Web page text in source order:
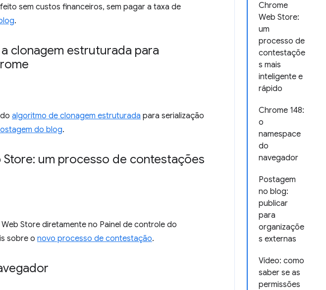
Chrome
Web Store:
um
processo de
contestaçõe
s mais
inteligente e
rápido
Chrome 148:
o
namespace
do
navegador
Postagem
no blog:
publicar
para
organizaçõe
s externas
Vídeo: como
saber se as
permissões
sem custos financeiros, sem pagar a taxa de
.
clonagem estruturada para
algoritmo de clonagem estruturada para serialização
do blog.
um processo de contestações
Store diretamente no Painel de controle do
sobre o novo processo de contestação.